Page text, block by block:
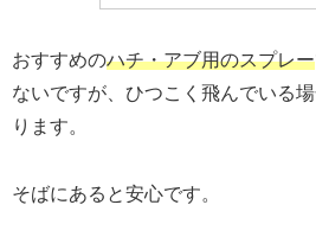
おすすめのハチ・アブ用のスプレー
ないですが、ひつこく飛んでいる
ります。
そばにあると安心です。